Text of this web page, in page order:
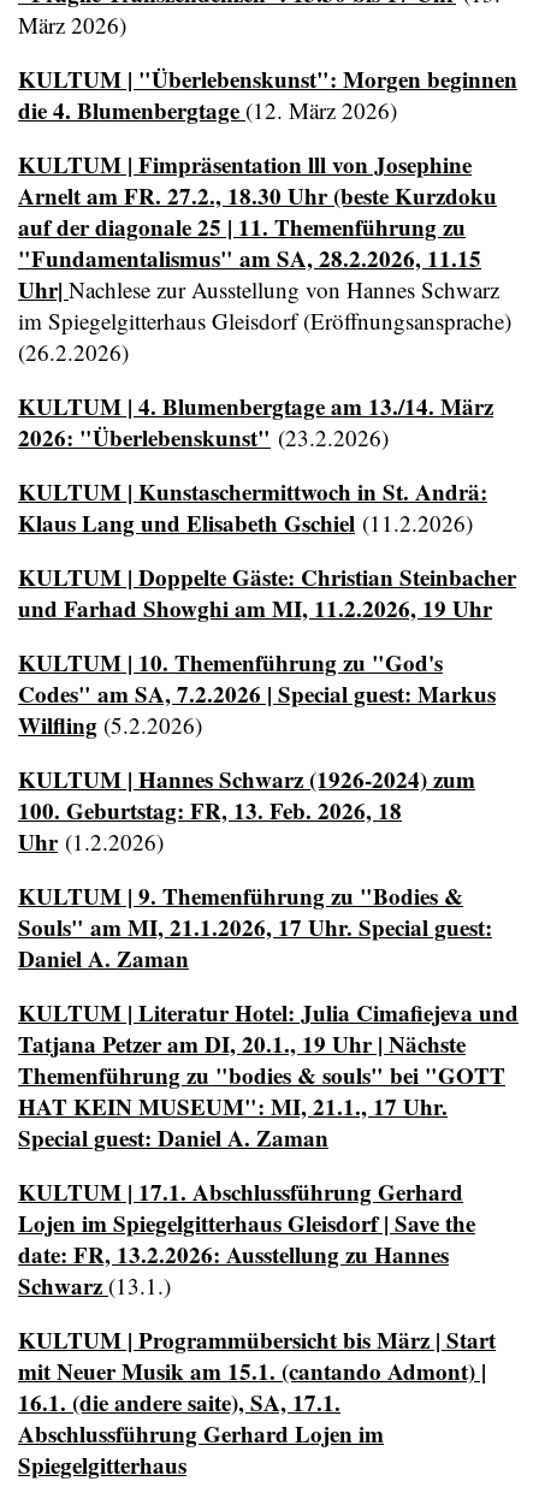
März 2026)
KULTUM | "Überlebenskunst": Morgen beginnen
die 4. Blumenbergtage (12. März 2026)
KULTUM | Fimpräsentation lll von Josephine
Arnelt am FR. 27.2., 18.30 Uhr (beste Kurzdoku
auf der diagonale 25 | 11. Themenführung zu
"Fundamentalismus" am SA, 28.2.2026, 11.15
Uhr| Nachlese zur Ausstellung von Hannes Schwarz
im Spiegelgitterhaus Gleisdorf (Eröffnungsansprache)
(26.2.2026)
KULTUM | 4. Blumenbergtage am 13./14. März
2026: "Überlebenskunst" (23.2.2026)
KULTUM | Kunstaschermittwoch in St. Andrä:
Klaus Lang und Elisabeth Gschiel (11.2.2026)
KULTUM | Doppelte Gäste: Christian Steinbacher
und Farhad Showghi am MI, 11.2.2026, 19 Uhr
KULTUM | 10. Themenführung zu "God's
Codes" am SA, 7.2.2026 | Special guest: Markus
Wilfling (5.2.2026)
KULTUM | Hannes Schwarz (1926-2024) zum
100. Geburtstag: FR, 13. Feb. 2026, 18
Uhr(1.2.2026)
KULTUM | 9. Themenführung zu "Bodies &
Souls" am MI, 21.1.2026, 17 Uhr. Special guest:
Daniel A. Zaman
KULTUM | Literatur Hotel: Julia Cimafiejeva und
Tatjana Petzer am DI, 20.1., 19 Uhr | Nächste
Themenführung zu "bodies & souls" bei "GOTT
HAT KEIN MUSEUM": MI, 21.1., 17 Uhr.
Special guest: Daniel A. Zaman
KULTUM | 17.1. Abschlussführung Gerhard
Lojen im Spiegelgitterhaus Gleisdorf | Save the
date: FR, 13.2.2026: Ausstellung zu Hannes
Schwarz (13.1.)
KULTUM | Programmübersicht bis März | Start
mit Neuer Musik am 15.1. (cantando Admont) |
16.1. (die andere saite), SA, 17.1.
Abschlussführung Gerhard Lojen im
Spiegelgitterhaus